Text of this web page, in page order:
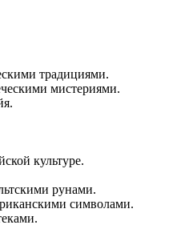
традициями.
мистериями.
культуре.
рунами.
символами.